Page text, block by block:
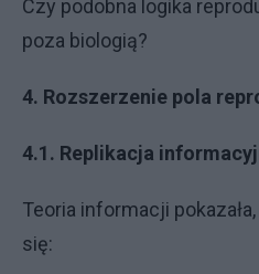
Czy podobna logika
poza biologią?
4. Rozszerzenie pola
4.1. Replikacja
Teoria informacji
się: